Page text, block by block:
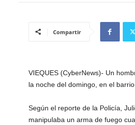
Compartir
VIEQUES (CyberNews)- Un
la noche del domingo, en el
Según el reporte de la Policía,
manipulaba un arma de fuego